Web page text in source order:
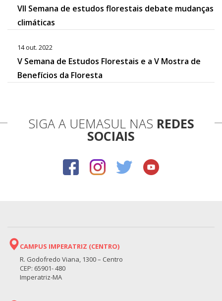
VII Semana de estudos florestais debate mudanças
climáticas
14 out. 2022
V Semana de Estudos Florestais e a V Mostra de
Benefícios da Floresta
SIGA A UEMASUL NAS REDES
SOCIAIS
CAMPUS IMPERATRIZ (CENTRO)
R. Godofredo Viana, 1300 – Centro
CEP: 65901- 480
Imperatriz-MA